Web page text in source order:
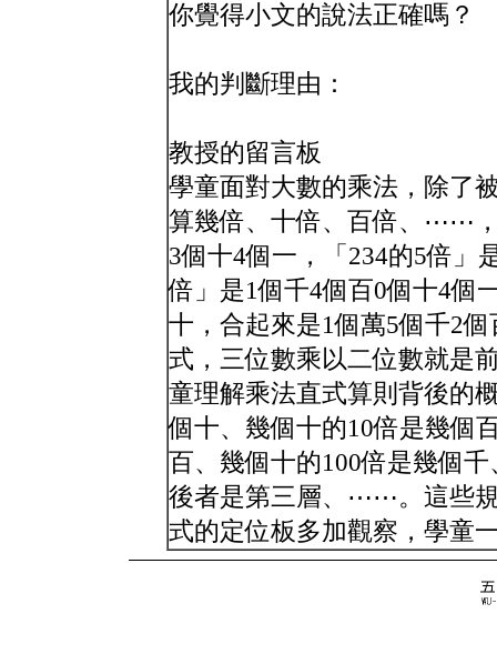
你覺得小文的說法正確嗎？
我的判斷理由：
教授的留言板
學童面對大數的乘法，除了
算幾倍、十倍、百倍、⋯⋯
3個十4個一，「234的5倍」
倍」是1個千4個百0個十4個
十，合起來是1個萬5個千2
式，三位數乘以二位數就是
童理解乘法直式算則背後的
個十、幾個十的10倍是幾
百、幾個十的100倍是幾個
後者是第三層、⋯⋯。這些
式的定位板多加觀察，學童